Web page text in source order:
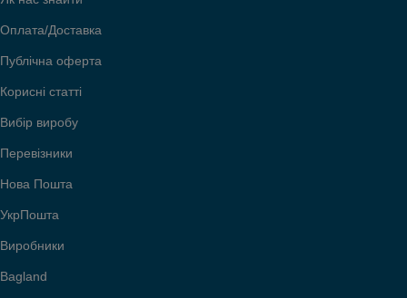
Оплата/Доставка
Публічна оферта
Корисні статті
Вибір виробу
Перевізники
Нова Пошта
УкрПошта
Виробники
Bagland